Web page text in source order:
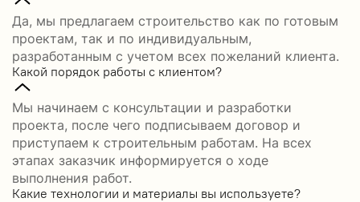
Да, мы предлагаем строительство как по готовым
проектам, так и по индивидуальным,
разработанным с учетом всех пожеланий клиента.
Какой порядок работы с клиентом?
Мы начинаем с консультации и разработки
проекта, после чего подписываем договор и
приступаем к строительным работам. На всех
этапах заказчик информируется о ходе
выполнения работ.
Какие технологии и материалы вы используете?